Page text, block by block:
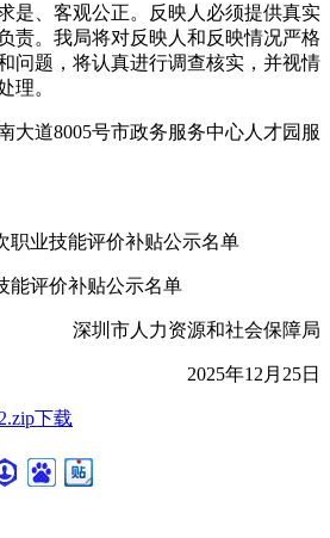
是、客观公正。反映人必须提供真实
责。我局将对反映人和反映情况严格
问题，将认真进行调查核实，并视情
理。
大道8005号市政务服务中心人才园服
职业技能评价补贴公示名单
能评价补贴公示名单
深圳市人力资源和社会保障局
2025年12月25日
下载